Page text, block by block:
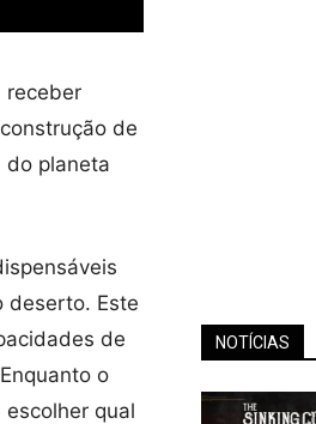
receber
de
do planeta
deserto. Este
de
o
qual
NOTÍCIAS